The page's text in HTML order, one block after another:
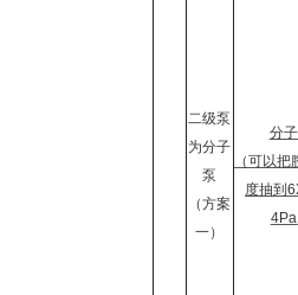
二级泵
为分子
泵
（方案
一）
分
（可以
度抽到
4Pa